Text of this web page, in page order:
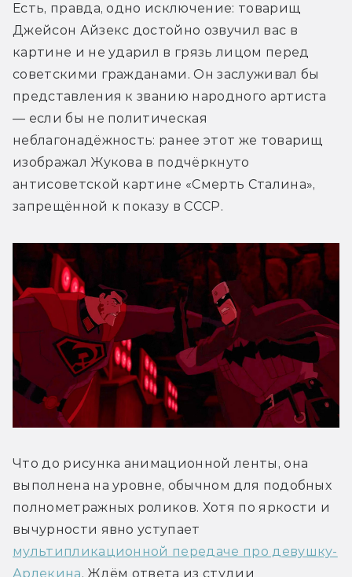
Есть, правда, одно исключение: товарищ
Джейсон Айзекс достойно озвучил вас в
картине и не ударил в грязь лицом перед
советскими гражданами. Он заслуживал бы
представления к званию народного артиста
— если бы не политическая
неблагонадёжность: ранее этот же товарищ
изображал Жукова в подчёркнуто
антисоветской картине «Смерть Сталина»,
запрещённой к показу в СССР.
Что до рисунка анимационной ленты, она
выполнена на уровне, обычном для подобных
полнометражных роликов. Хотя по яркости и
мультипликационной передаче про девушку-
Арлекина. Ждём ответа из студии